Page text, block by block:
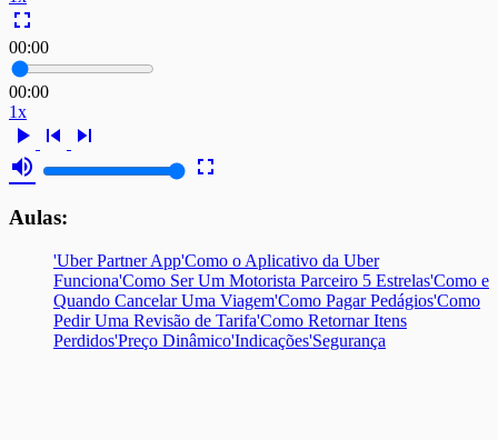
fullscreen
00:00
00:00
1x
play_arrow skip_previous
skip_next
volume_up
fullscreen
Aulas:
'Uber Partner App'Como o Aplicativo da Uber
Funciona'Como Ser Um Motorista Parceiro 5 Estrelas'Como e
Quando Cancelar Uma Viagem'Como Pagar Pedágios'Como
Pedir Uma Revisão de Tarifa'Como Retornar Itens
Perdidos'Preço Dinâmico'Indicações'Segurança